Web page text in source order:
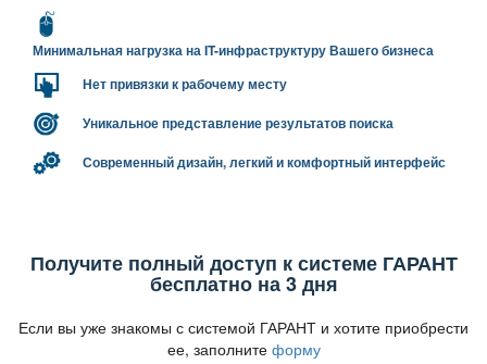
Минимальная нагрузка на IT-инфраструктуру Вашего бизнеса
Нет привязки к рабочему месту
Уникальное представление результатов поиска
Современный дизайн, легкий и комфортный интерфейс
Получите полный доступ к системе ГАРАНТ
есплатно на 3 дня
Если вы уже знакомы с системой ГАРАНТ и хотите приобрести
ее, заполните форму